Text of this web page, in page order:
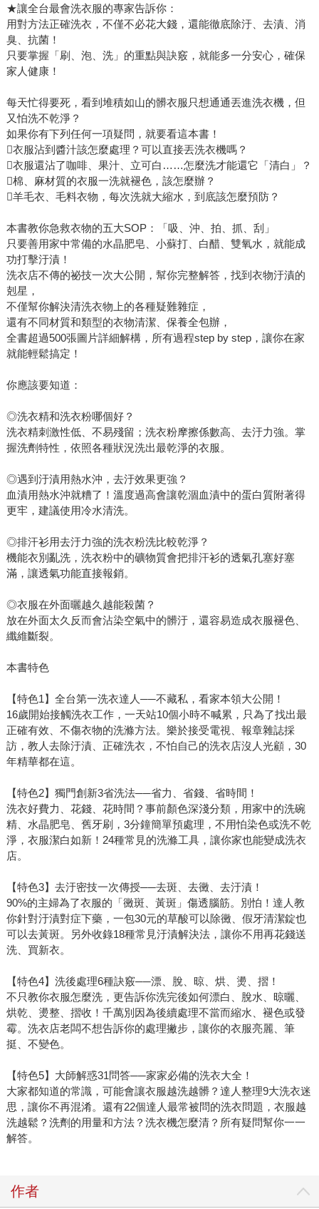
★讓全台最會洗衣服的專家告訴你：
用對方法正確洗衣，不僅不必花大錢，還能徹底除汙、去漬、消
臭、抗菌！
只要掌握「刷、泡、洗」的重點與訣竅，就能多一分安心，確保
家人健康！
每天忙得要死，看到堆積如山的髒衣服只想通通丟進洗衣機，但
又怕洗不乾淨？
如果你有下列任何一項疑問，就要看這本書！
衣服沾到醬汁該怎麼處理？可以直接丟洗衣機嗎？
衣服還沾了咖啡、果汁、立可白……怎麼洗才能還它「清白」？
棉、麻材質的衣服一洗就褪色，該怎麼辦？
羊毛衣、毛料衣物，每次洗就大縮水，到底該怎麼預防？
本書教你急救衣物的五大SOP：「吸、沖、拍、抓、刮」
只要善用家中常備的水晶肥皂、小蘇打、白醋、雙氧水，就能成
功打擊汙漬！
洗衣店不傳的祕技一次大公開，幫你完整解答，找到衣物汙漬的
剋星，
不僅幫你解決清洗衣物上的各種疑難雜症，
還有不同材質和類型的衣物清潔、保養全包辦，
全書超過500張圖片詳細解構，所有過程step by step，讓你在家
就能輕鬆搞定！
你應該要知道：
◎洗衣精和洗衣粉哪個好？
洗衣精刺激性低、不易殘留；洗衣粉摩擦係數高、去汙力強。掌
握洗劑特性，依照各種狀況洗出最乾淨的衣服。
◎遇到汙漬用熱水沖，去汙效果更強？
血漬用熱水沖就糟了！溫度過高會讓乾涸血漬中的蛋白質附著得
更牢，建議使用冷水清洗。
◎排汗衫用去汙力強的洗衣粉洗比較乾淨？
機能衣別亂洗，洗衣粉中的礦物質會把排汗衫的透氣孔塞好塞
滿，讓透氣功能直接報銷。
◎衣服在外面曬越久越能殺菌？
放在外面太久反而會沾染空氣中的髒汙，還容易造成衣服褪色、
纖維斷裂。
本書特色
【特色1】全台第一洗衣達人──不藏私，看家本領大公開！
16歲開始接觸洗衣工作，一天站10個小時不喊累，只為了找出最
正確有效、不傷衣物的洗滌方法。樂於接受電視、報章雜誌採
訪，教人去除汙漬、正確洗衣，不怕自己的洗衣店沒人光顧，30
年精華都在這。
【特色2】獨門創新3省洗法──省力、省錢、省時間！
洗衣好費力、花錢、花時間？事前顏色深淺分類，用家中的洗碗
精、水晶肥皂、舊牙刷，3分鐘簡單預處理，不用怕染色或洗不乾
淨，衣服潔白如新！24種常見的洗滌工具，讓你家也能變成洗衣
店。
【特色3】去汙密技一次傳授──去斑、去黴、去汙漬！
90%的主婦為了衣服的「黴斑、黃斑」傷透腦筋。別怕！達人教
你針對汙漬對症下藥，一包30元的草酸可以除黴、假牙清潔錠也
可以去黃斑。另外收錄18種常見汙漬解決法，讓你不用再花錢送
洗、買新衣。
【特色4】洗後處理6種訣竅──漂、脫、晾、烘、燙、摺！
不只教你衣服怎麼洗，更告訴你洗完後如何漂白、脫水、晾曬、
烘乾、燙整、摺收！千萬別因為後續處理不當而縮水、褪色或發
霉。洗衣店老闆不想告訴你的處理撇步，讓你的衣服亮麗、筆
挺、不變色。
【特色5】大師解惑31問答──家家必備的洗衣大全！
大家都知道的常識，可能會讓衣服越洗越髒？達人整理9大洗衣迷
思，讓你不再混淆。還有22個達人最常被問的洗衣問題，衣服越
洗越鬆？洗劑的用量和方法？洗衣機怎麼清？所有疑問幫你一一
解答。
作者